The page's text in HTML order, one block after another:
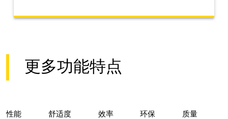
更多功能特点
性能 舒适度 效率 环保 质量